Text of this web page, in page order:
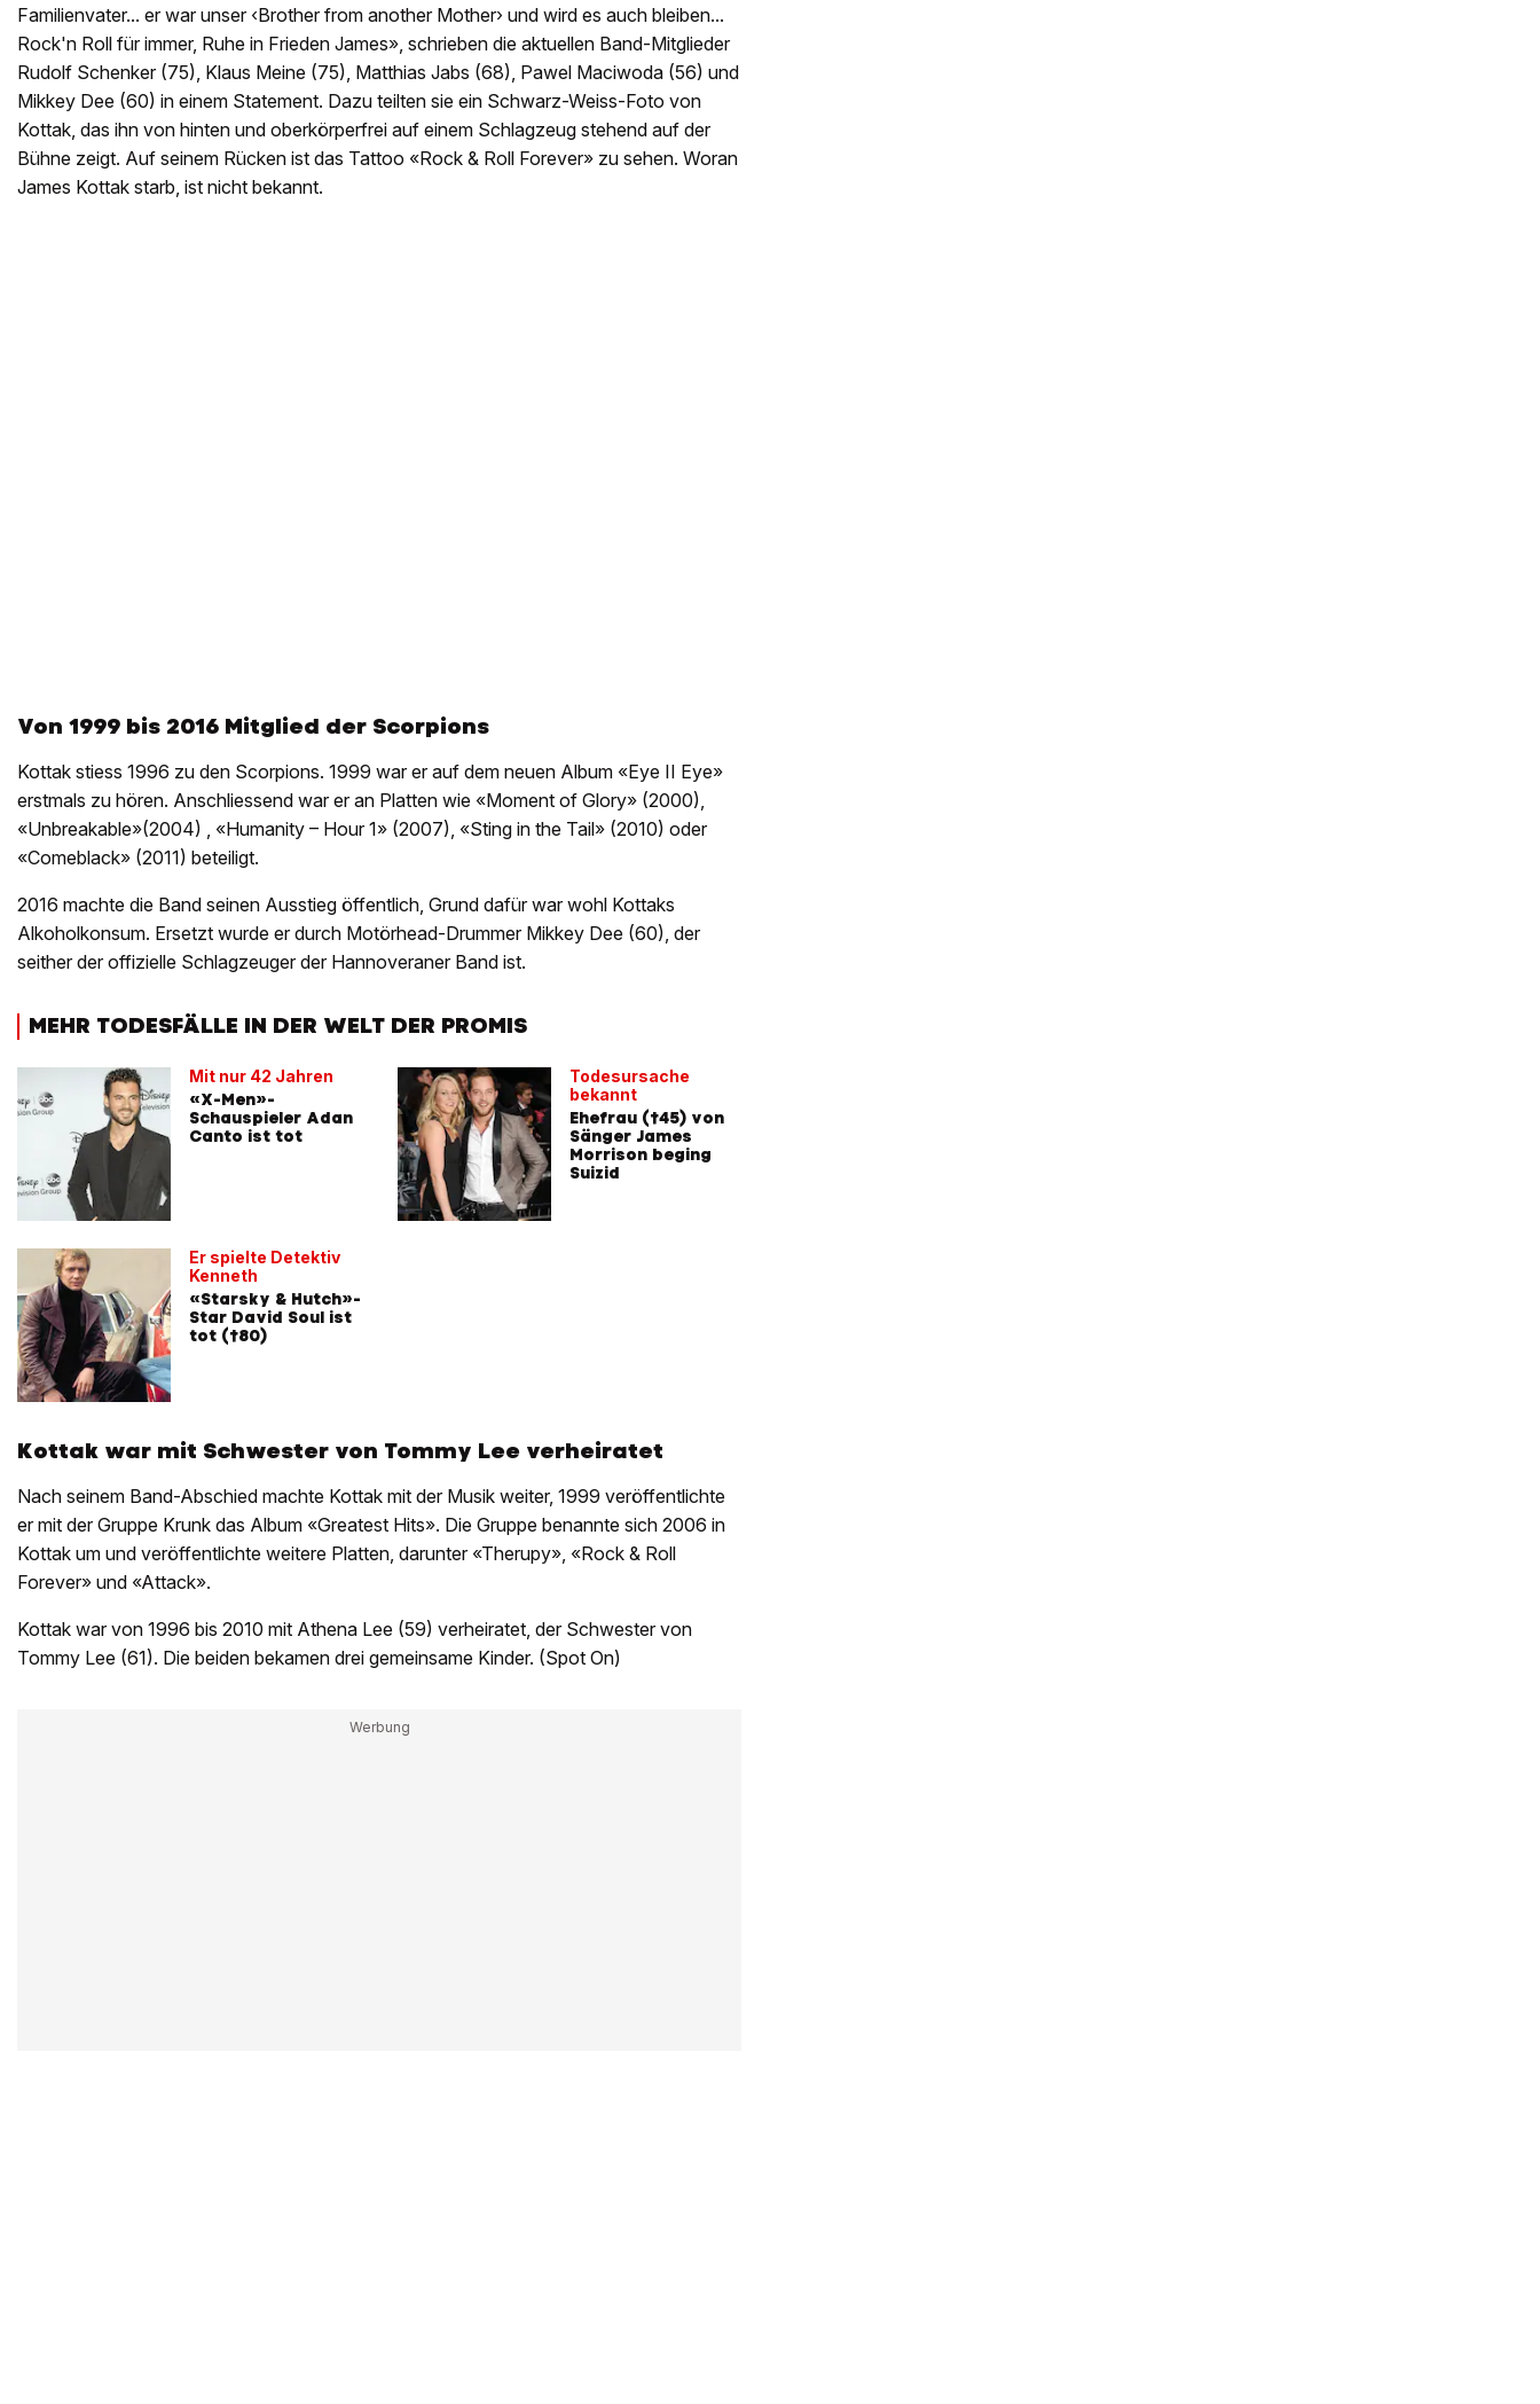
Familienvater... er war unser ‹Brother from another Mother› und wird es auch bleiben...
Rock'n Roll für immer, Ruhe in Frieden James», schrieben die aktuellen Band-Mitglieder
Rudolf Schenker (75), Klaus Meine (75), Matthias Jabs (68), Pawel Maciwoda (56) und
Mikkey Dee (60) in einem Statement. Dazu teilten sie ein Schwarz-Weiss-Foto von
Kottak, das ihn von hinten und oberkörperfrei auf einem Schlagzeug stehend auf der
Bühne zeigt. Auf seinem Rücken ist das Tattoo «Rock & Roll Forever» zu sehen. Woran
James Kottak starb, ist nicht bekannt.
Von 1999 bis 2016 Mitglied der Scorpions
Kottak stiess 1996 zu den Scorpions. 1999 war er auf dem neuen Album «Eye II Eye»
erstmals zu hören. Anschliessend war er an Platten wie «Moment of Glory» (2000),
«Unbreakable»(2004) , «Humanity – Hour 1» (2007), «Sting in the Tail» (2010) oder
«Comeblack» (2011) beteiligt.
2016 machte die Band seinen Ausstieg öffentlich, Grund dafür war wohl Kottaks
Alkoholkonsum. Ersetzt wurde er durch Motörhead-Drummer Mikkey Dee (60), der
seither der offizielle Schlagzeuger der Hannoveraner Band ist.
MEHR TODESFÄLLE IN DER WELT DER PROMIS
Mit nur 42 Jahren
«X-Men»-
Schauspieler Adan
Canto ist tot
Er spielte Detektiv
Kenneth
«Starsky & Hutch»-
Star David Soul ist
tot (†80)
Todesursache
bekannt
Ehefrau (†45) von
Sänger James
Morrison beging
Suizid
Kottak war mit Schwester von Tommy Lee verheiratet
Nach seinem Band-Abschied machte Kottak mit der Musik weiter, 1999 veröffentlichte
er mit der Gruppe Krunk das Album «Greatest Hits». Die Gruppe benannte sich 2006 in
Kottak um und veröffentlichte weitere Platten, darunter «Therupy», «Rock & Roll
Forever» und «Attack».
Kottak war von 1996 bis 2010 mit Athena Lee (59) verheiratet, der Schwester von
Tommy Lee (61). Die beiden bekamen drei gemeinsame Kinder. (Spot On)